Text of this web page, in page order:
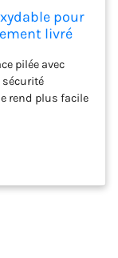
pour
livré
pilée avec
sécurité
rend plus facile